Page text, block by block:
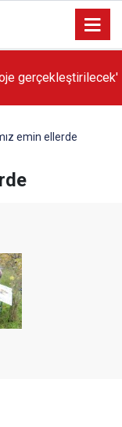
gerçekleştirilecek'
emin ellerde